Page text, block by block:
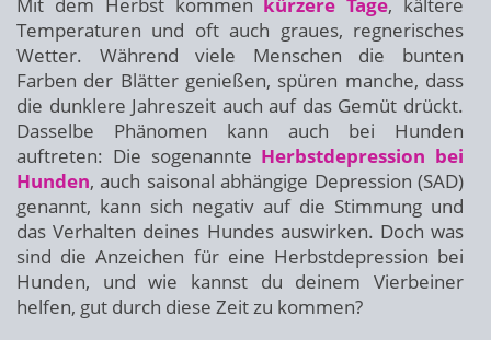
Temperaturen und oft auch graues, regnerisches
Wetter. Während viele Menschen die bunten
Farben der Blätter genießen, spüren manche, dass
die dunklere Jahreszeit auch auf das Gemüt drückt.
Dasselbe Phänomen kann auch bei Hunden
auftreten: Die sogenannte Herbstdepression bei
Hunden, auch saisonal abhängige Depression (SAD)
genannt, kann sich negativ auf die Stimmung und
das Verhalten deines Hundes auswirken. Doch was
sind die Anzeichen für eine Herbstdepression bei
Hunden, und wie kannst du deinem Vierbeiner
helfen, gut durch diese Zeit zu kommen?